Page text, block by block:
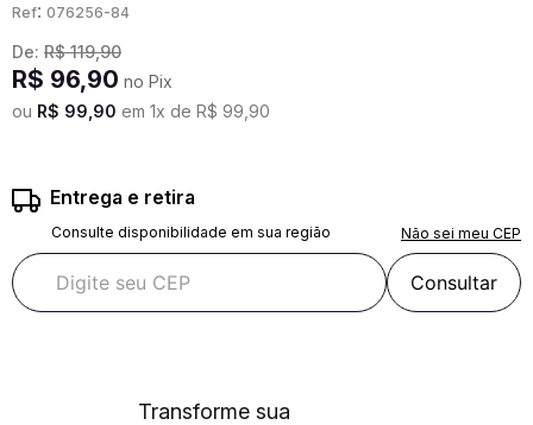
: 076256-84
De: R$ 119,90
R$ 96,90 no Pix
ou R$ 99 90 em 1x de R$ 99 90
Entrega e retira
Consulte disponibilidade em sua região Não sei meu CEP
Consultar
Transforme sua